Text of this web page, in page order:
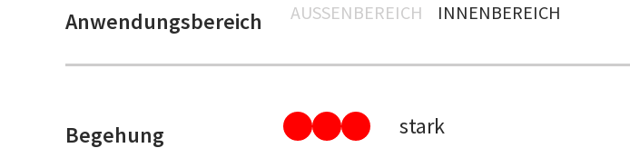
Anwendungsbereich AUSSENBEREICH INNENBEREICH
Begehung stark